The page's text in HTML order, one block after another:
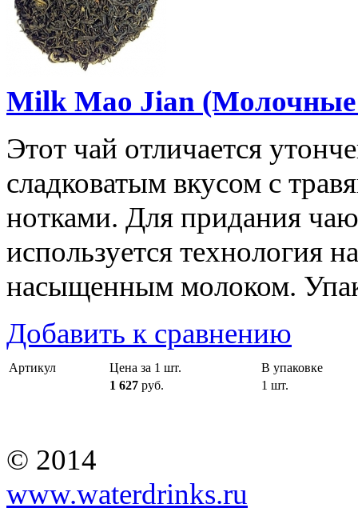
Milk Mao Jian (Молочные
Этот чай отличается
сладковатым вкусом с
нотками. Для придания
используется технология
насыщенным молоком.
Добавить к сравнению
Артикул Цена за 1 шт.
В упаковке
1 627 руб. 1 шт.
© 2014
www.waterdrinks.ru